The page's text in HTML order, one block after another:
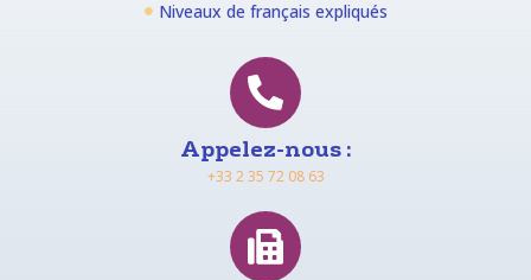
Appelez-nous :
+33 2 35 72 08 63
Niveaux de français expliqués